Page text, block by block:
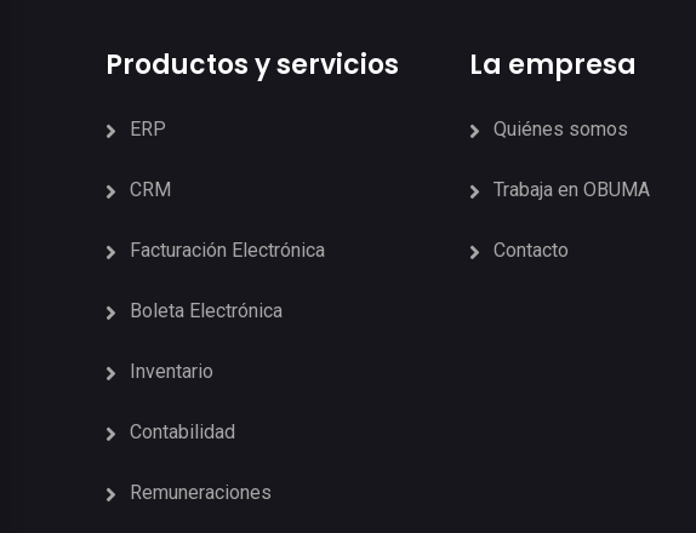
Productos y servicios
ERP
CRM
Facturación Electrónica
Boleta Electrónica
Inventario
Contabilidad
Remuneraciones
La empresa
Quiénes somos
Trabaja en OBUMA
Contacto